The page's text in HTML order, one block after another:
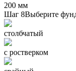
200 мм
Шаг 8Выберите
столбчатый
с ростверком